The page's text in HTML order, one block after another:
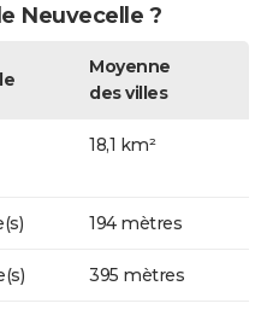
Neuvecelle ?
Moyenne
des villes
18,1 km²
194 mètres
395 mètres